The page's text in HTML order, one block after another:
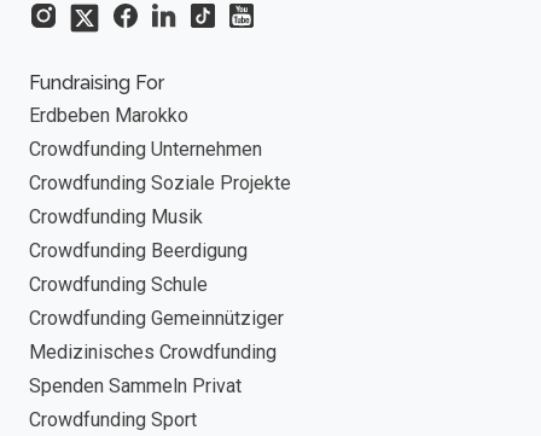
Fundraising For
Erdbeben Marokko
Crowdfunding Unternehmen
Crowdfunding Soziale Projekte
Crowdfunding Musik
Crowdfunding Beerdigung
Crowdfunding Schule
Crowdfunding Gemeinnütziger
Medizinisches Crowdfunding
Spenden Sammeln Privat
Crowdfunding Sport